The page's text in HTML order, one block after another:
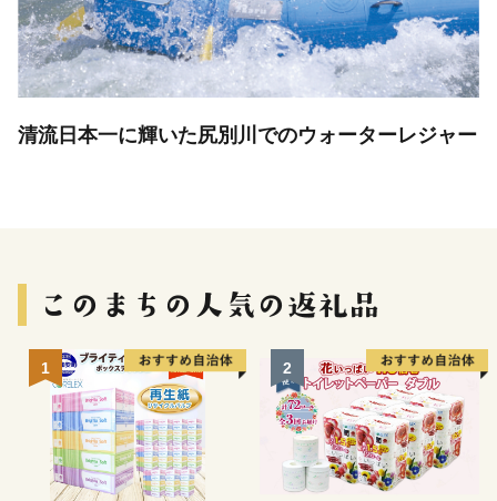
清流日本一に輝いた尻別川でのウォーターレジャー
1 2